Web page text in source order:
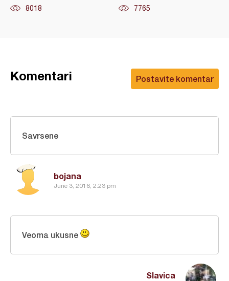
8018 7765
Postavite komentar
Komentari
bojana
June 3, 2016, 2:23 pm
Savrsene
Slavica
Veoma ukusne